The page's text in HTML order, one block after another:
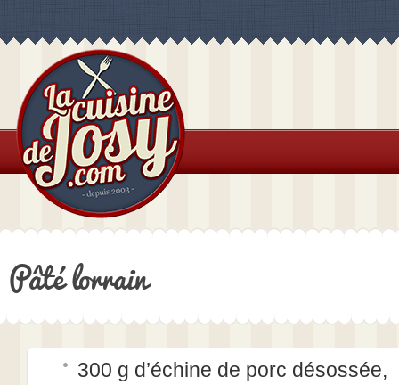
Pâté lorrain
300 g d’échine de porc désossée,